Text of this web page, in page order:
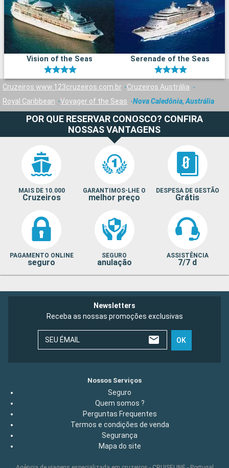
Vision of the Seas Serenade of the Seas
Cruzeiros www.123cruzeiros.com.br
Cruzeiros Austrália
Royal Caribbean
Voyager of the Seas Nova Caledônia, Austrália
POR QUE RESERVAR CONOSCO? CONFIRA
NOSSAS VANTAGENS
MAIS DE 10.000
Cruzeiros
GARANTIMOS-LHE O
melhor preço
DESPESA DE GESTÃO
Grátis
PAGAMENTO ONLINE
seguro
SEGURO
anulação
ASSISTÊNCIA
7/7 d
Newsletters
Receba as nossas promoções exclusivas
SEU ÉMAIL OK
Nossos Serviços
Seguro
Quem somos ?
Perguntas Frequentes
Termos e condições de venda
Segurança
Mapa do site